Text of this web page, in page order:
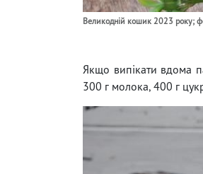
Великодній кошик 2023 року;
Якщо випікати вдома
300 г молока, 400 г